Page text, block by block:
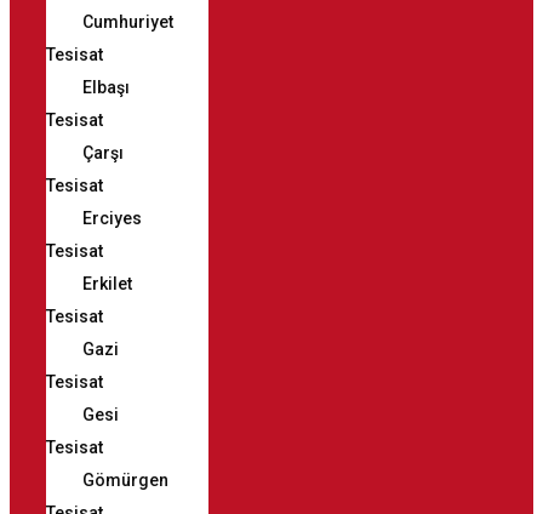
Cumhuriyet
Tesisat
Elbaşı
Tesisat
Çarşı
Tesisat
Erciyes
Tesisat
Erkilet
Tesisat
Gazi
Tesisat
Gesi
Tesisat
Gömürgen